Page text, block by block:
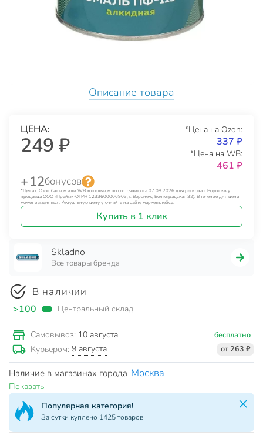
Описание товара
ЦЕНА:
249 ₽
*Цена на Ozon:
337 ₽
*Цена на WB:
461 ₽
+ 12бонусов
*Цена с Озон банком или WB кошельком по состоянию на 07.08.2026 для региона г. Воронеж у
продавца ООО «Прайм» (ОГРН 1233600006903, г. Воронеж, Волгоградская 32). В течение дня цена
может изменяться. Актуальную цену уточняйте на сайте маркетплейса.
Купить в 1 клик
Skladno
Все товары бренда
В наличии
>100 Центральный склад
Самовывоз: 10 августа бесплатно
Курьером: 9 августа от 263 ₽
Наличие в магазинах города Москва
Показать
Популярная категория!
За сутки куплено 1425 товаров